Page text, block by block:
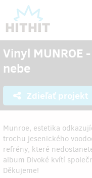
Vinyl MUNROE
nebe
Zdieľať projekt
Munroe, estetika
trochu jesenického
refrény, které
album Divoké kvítí
Děkujeme!